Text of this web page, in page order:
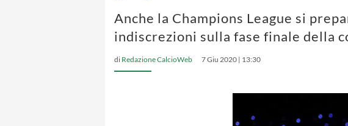
Anche la Champions League si
indiscrezioni sulla fase finale della
di Redazione CalcioWeb 7 Giu 2020 | 13:30